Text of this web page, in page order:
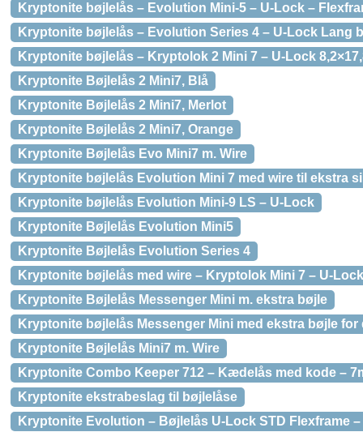
Kryptonite bøjlelås – Evolution Mini-5 – U-Lock –
Kryptonite bøjlelås – Evolution Series 4 – U-Lock Lang
Kryptonite bøjlelås – Kryptolok 2 Mini 7 – U-Lock
Kryptonite Bøjlelås 2 Mini7, Blå
Kryptonite Bøjlelås 2 Mini7, Merlot
Kryptonite Bøjlelås 2 Mini7, Orange
Kryptonite Bøjlelås Evo Mini7 m. Wire
Kryptonite bøjlelås Evolution Mini 7 med wire til ekstra
Kryptonite bøjlelås Evolution Mini-9 LS – U-Lock
Kryptonite Bøjlelås Evolution Mini5
Kryptonite Bøjlelås Evolution Series 4
Kryptonite bøjlelås med wire – Kryptolok Mini 7 – U-
Kryptonite Bøjlelås Messenger Mini m. ekstra bøjle
Kryptonite bøjlelås Messenger Mini med ekstra bøjle
Kryptonite Bøjlelås Mini7 m. Wire
Kryptonite Combo Keeper 712 – Kædelås med kode –
Kryptonite ekstrabeslag til bøjlelåse
Kryptonite Evolution – Bøjlelås U-Lock STD Flexframe –